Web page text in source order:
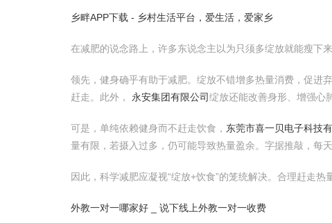
乡畔APP下载 - 乡村生活平台，爱生活，爱家乡
在减肥的说念路上，许多东说念主以为只须多绽放就能瘦下
领先，健身确乎有助于减肥。绽放不错增多热量消费，促进
赶走。此外， 永安集团有限公司绽放还能改善身形、增强心
可是，单纯依赖健身而不赶走饮食， 东莞市喜一贝电子科技
量有限，若摄入过多，仍可能导致热量盈余。字据推敲，每
因此，科学减肥应凝视“绽放+饮食”的笼统解决。合理赶走
外教一对一哪家好 _ 说下线上外教一对一收费